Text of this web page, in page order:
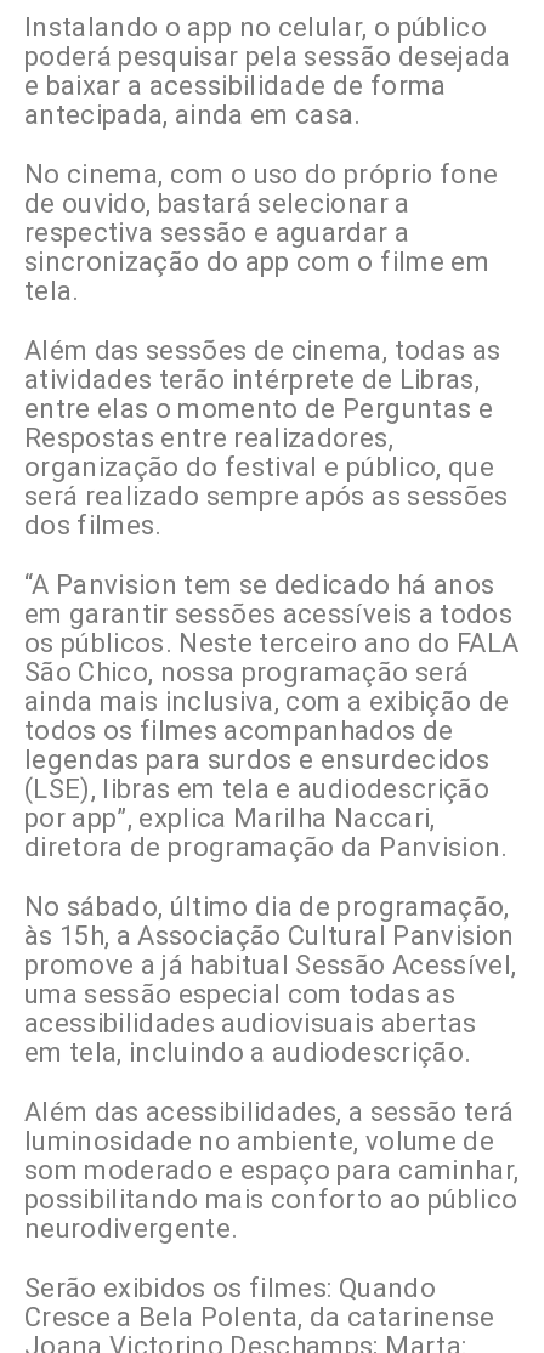
Instalando o app no celular, o público
poderá pesquisar pela sessão desejada
e baixar a acessibilidade de forma
antecipada, ainda em casa.
No cinema, com o uso do próprio fone
de ouvido, bastará selecionar a
respectiva sessão e aguardar a
sincronização do app com o filme em
tela.
Além das sessões de cinema, todas as
atividades terão intérprete de Libras,
entre elas o momento de Perguntas e
Respostas entre realizadores,
organização do festival e público, que
será realizado sempre após as sessões
dos filmes.
“A Panvision tem se dedicado há anos
em garantir sessões acessíveis a todos
os públicos. Neste terceiro ano do FALA
São Chico, nossa programação será
ainda mais inclusiva, com a exibição de
todos os filmes acompanhados de
legendas para surdos e ensurdecidos
(LSE), libras em tela e audiodescrição
por app”, explica Marilha Naccari,
diretora de programação da Panvision.
No sábado, último dia de programação,
às 15h, a Associação Cultural Panvision
promove a já habitual Sessão Acessível,
uma sessão especial com todas as
acessibilidades audiovisuais abertas
em tela, incluindo a audiodescrição.
Além das acessibilidades, a sessão terá
luminosidade no ambiente, volume de
som moderado e espaço para caminhar,
possibilitando mais conforto ao público
neurodivergente.
Serão exibidos os filmes: Quando
Cresce a Bela Polenta, da catarinense
Joana Victorino Deschamps; Marta: